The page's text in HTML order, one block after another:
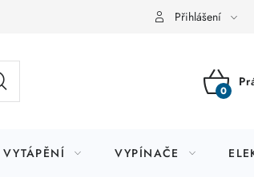
Přihlášení
VYTÁPĚNÍ VYPÍNAČE